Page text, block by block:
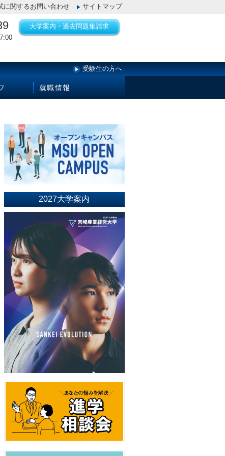
に関するお問い合わせ サイトマップ
大学案内・過去問題集請求
受験生の方へ
就職情報
2027大学案内